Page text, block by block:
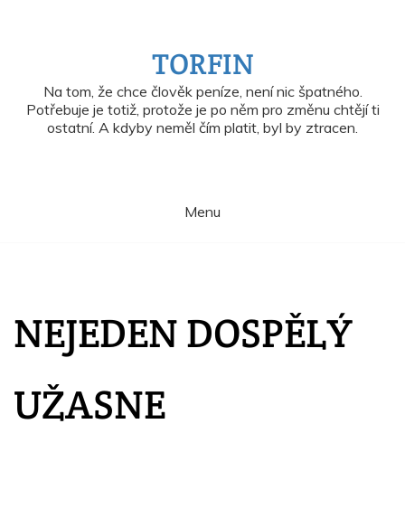
TORFIN
Na tom, že chce člověk peníze, není nic špatného.
Potřebuje je totiž, protože je po něm pro změnu chtějí ti
ostatní. A kdyby neměl čím platit, byl by ztracen.
Menu
NEJEDEN DOSPĚLÝ
UŽASNE